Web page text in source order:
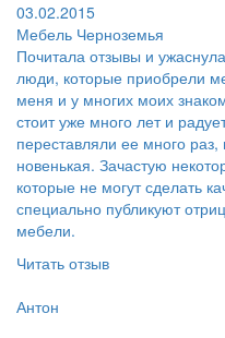
03.02.2015
Мебель Черноземья
Почитала отзывы и
люди, которые приобрели
меня и у многих моих
стоит уже много лет и
переставляли ее много раз,
новенькая. Зачастую
которые не могут сделать
специально публикуют
мебели.
Читать отзыв
Антон